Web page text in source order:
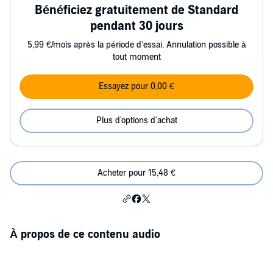
Bénéficiez gratuitement de Standard
pendant 30 jours
5,99 €/mois après la période d’essai. Annulation possible à
tout moment
Essayez pour 0,00 €
Plus d'options d'achat
Acheter pour 15,48 €
À propos de ce contenu audio